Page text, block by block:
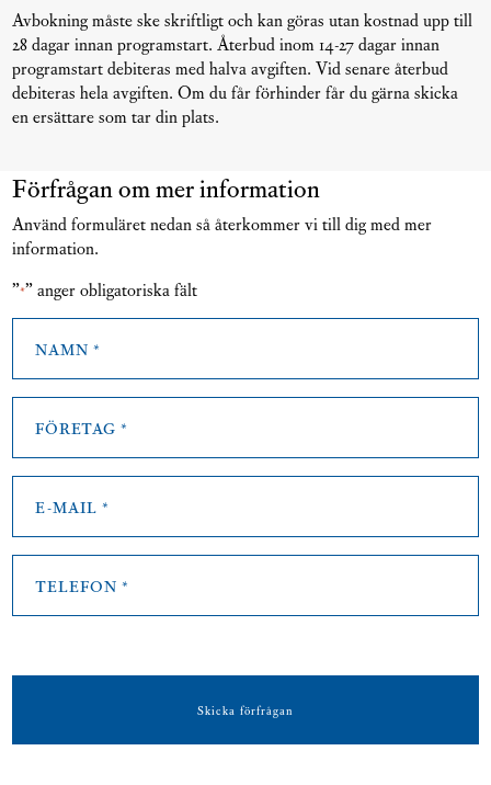
Avbokning måste ske skriftligt och kan göras utan kostnad upp till
28 dagar innan programstart. Återbud inom 14-27 dagar innan
programstart debiteras med halva avgiften. Vid senare återbud
debiteras hela avgiften. Om du får förhinder får du gärna skicka
en ersättare som tar din plats.
Förfrågan om mer information
Använd formuläret nedan så återkommer vi till dig med mer
information.
”*” anger obligatoriska fält
mail
*